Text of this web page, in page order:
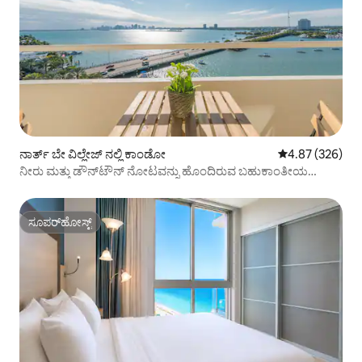
ನಾರ್ತ್ ಬೇ ವಿಲ್ಲೇಜ್ ನಲ್ಲಿ ಕಾಂಡೋ 5 ರಲ್ಲಿ 4.87
4.87 (326)
ನೀರು ಮತ್ತು ಡೌನ್‌ಟೌನ್ ನೋಟವನ್ನು ಹೊಂದಿರುವ ಬಹುಕಾಂತೀಯ
ಸೂಪರ್‌ಹೋಸ್ಟ್
ಸೂಪರ್‌ಹೋಸ್ಟ್